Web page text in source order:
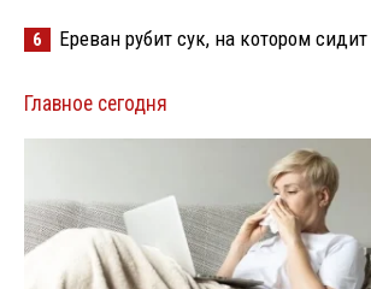
6 Ереван рубит сук, на котором сидит
Главное сегодня